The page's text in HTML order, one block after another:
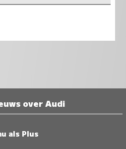
over Audi
als Plus